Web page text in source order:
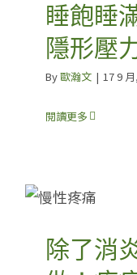
睡飽睡
隱形壓
By歐瀚文 | 17 9
閱讀更多
除了消